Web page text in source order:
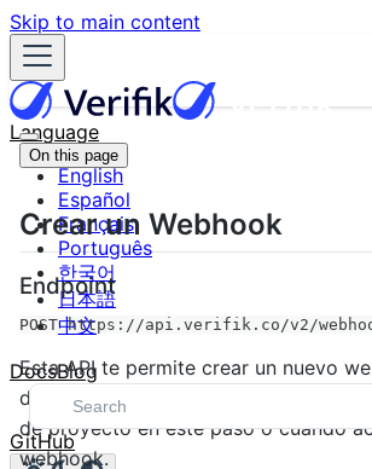
Skip to main content
Language
English
Español
Français
Português
한국어
日本語
中文
DocsBlog
GitHub
On this page
Crear un Webhook
Endpoint
POST https://api.verifik.co/v2/
Esta API te permite crear un nuevo
de tu cuenta. Puedes asociar un
de proyecto en este paso o cuando
webhook.